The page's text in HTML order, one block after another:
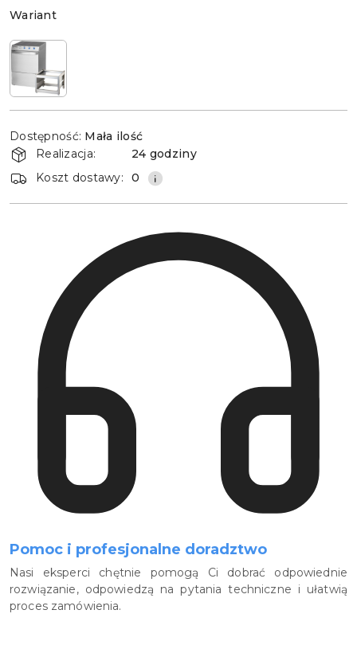
Wariant
Wariant
i
dostawa
Dostępność: Mała ilość
Realizacja:
24 godziny
Koszt dostawy:
0
Pomoc i profesjonalne doradztwo
Nasi eksperci chętnie pomogą Ci dobrać odpowiednie
rozwiązanie, odpowiedzą na pytania techniczne i ułatwią
proces zamówienia.